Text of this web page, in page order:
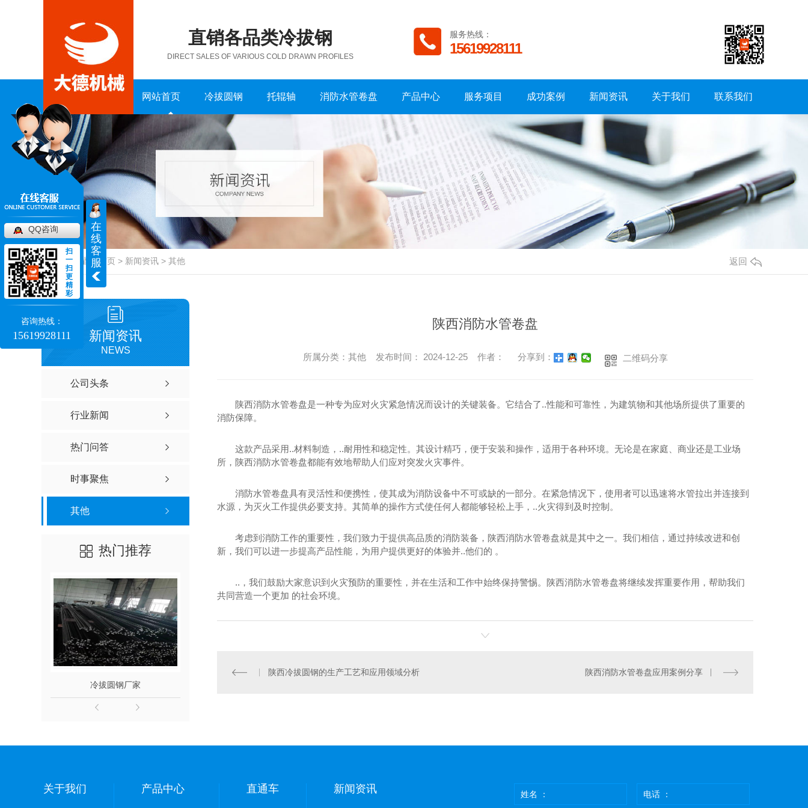
直销各品类冷拔钢
DIRECT SALES OF VARIOUS COLD DRAWN PROFILES
服务热线：
15619928111
网站首页 冷拔圆钢 托辊轴 消防水管卷盘 产品中心 服务项目 成功案例 新闻资讯 关于我们 联系我们
当前位置：首页 > 新闻资讯 > 其他 返回
新闻资讯
NEWS
公司头条
行业新闻
热门问答
时事聚焦
其他
热门推荐
冷拔圆钢厂家
陕西消防水管卷盘
所属分类：其他 发布时间： 2024-12-25 作者： 分享到： 二维码分享
陕西消防水管卷盘是一种专为应对火灾紧急情况而设计的关键装备。它结合了..性能和可靠性，为建筑物和其他场所提供了重要的
消防保障。
这款产品采用..材料制造，..耐用性和稳定性。其设计精巧，便于安装和操作，适用于各种环境。无论是在家庭、商业还是工业场
所，陕西消防水管卷盘都能有效地帮助人们应对突发火灾事件。
消防水管卷盘具有灵活性和便携性，使其成为消防设备中不可或缺的一部分。在紧急情况下，使用者可以迅速将水管拉出并连接到
水源，为灭火工作提供必要支持。其简单的操作方式使任何人都能够轻松上手，..火灾得到及时控制。
考虑到消防工作的重要性，我们致力于提供高品质的消防装备，陕西消防水管卷盘就是其中之一。我们相信，通过持续改进和创
新，我们可以进一步提高产品性能，为用户提供更好的体验并..他们的 。
..，我们鼓励大家意识到火灾预防的重要性，并在生活和工作中始终保持警惕。陕西消防水管卷盘将继续发挥重要作用，帮助我们
共同营造一个更加 的社会环境。
陕西冷拔圆钢的生产工艺和应用领域分析 陕西消防水管卷盘应用案例分享
关于我们 产品中心 直通车 新闻资讯
在
线
客
服
QQ咨询
扫
一
扫
更
精
彩
咨询热线：
15619928111